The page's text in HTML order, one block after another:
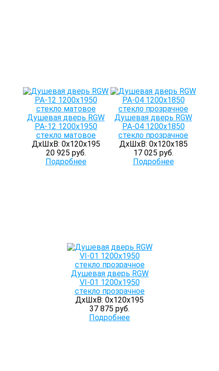
Душевая дверь RGW
PA-12 1200х1950
стекло матовое
ДхШхВ: 0х120х195
20 925 руб.
Подробнее
Душевая дверь RGW
PA-04 1200x1850
стекло прозрачное
ДхШхВ: 0х120х185
17 025 руб.
Подробнее
Душевая дверь RGW
VI-01 1200x1950
стекло прозрачное
ДхШхВ: 0х120х195
37 875 руб.
Подробнее